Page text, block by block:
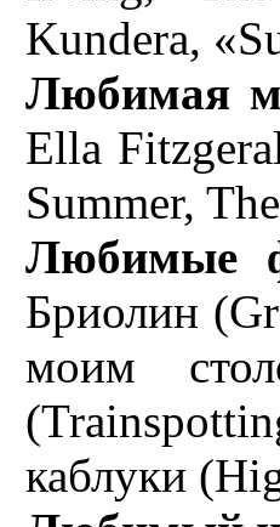
Kundera,
Любимая
Ella
Summer,
Любимые
Бриолин
моим
каблуки